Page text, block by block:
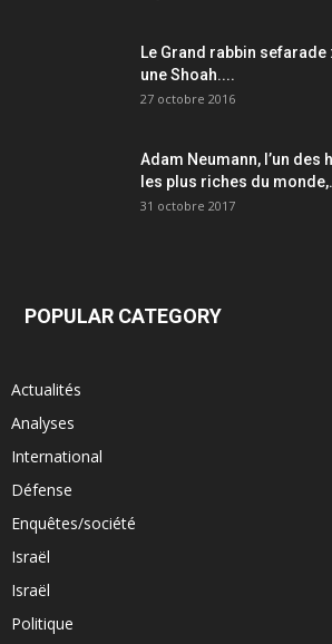
Le Grand rabbin sefarade
une Shoah....
27 octobre 2016
Adam Neumann, l’un des
les plus riches du
31 octobre 2017
POPULAR CATEGORY
Actualités
Analyses
International
Défense
Enquêtes/société
Israël
Israël
Politique